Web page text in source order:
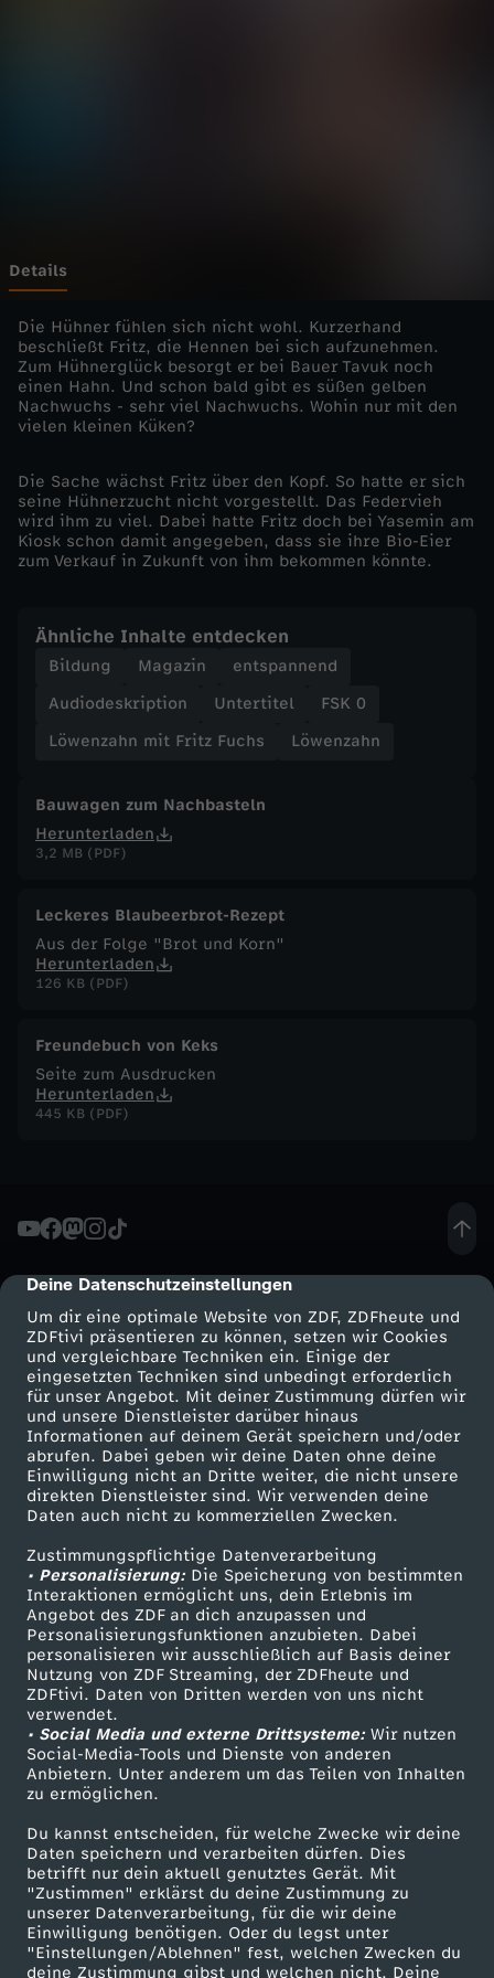
cmp-dialog-description
Deine Datenschutzeinstellungen
Um dir eine optimale Website von ZDF, ZDFheute und
ZDFtivi präsentieren zu können, setzen wir Cookies
und vergleichbare Techniken ein. Einige der
eingesetzten Techniken sind unbedingt erforderlich
für unser Angebot. Mit deiner Zustimmung dürfen wir
und unsere Dienstleister darüber hinaus
Informationen auf deinem Gerät speichern und/oder
abrufen. Dabei geben wir deine Daten ohne deine
Einwilligung nicht an Dritte weiter, die nicht unsere
direkten Dienstleister sind. Wir verwenden deine
Daten auch nicht zu kommerziellen Zwecken.
Zustimmungspflichtige Datenverarbeitung
• Personalisierung:Die Speicherung von bestimmten
Interaktionen ermöglicht uns, dein Erlebnis im
Angebot des ZDF an dich anzupassen und
Personalisierungsfunktionen anzubieten. Dabei
personalisieren wir ausschließlich auf Basis deiner
Nutzung von ZDF Streaming, der ZDFheute und
ZDFtivi. Daten von Dritten werden von uns nicht
verwendet.
• Social Media und externe Drittsysteme:Wir nutzen
Social-Media-Tools und Dienste von anderen
Anbietern. Unter anderem um das Teilen von Inhalten
zu ermöglichen.
Du kannst entscheiden, für welche Zwecke wir deine
Daten speichern und verarbeiten dürfen. Dies
betrifft nur dein aktuell genutztes Gerät. Mit
"Zustimmen" erklärst du deine Zustimmung zu
unserer Datenverarbeitung, für die wir deine
Einwilligung benötigen. Oder du legst unter
"Einstellungen/Ablehnen" fest, welchen Zwecken du
deine Zustimmung gibst und welchen nicht. Deine
F
r
i
t
z
F
c
h
s
-
H
ü
h
e
r
D
a
s
g
r
o
ß
e
G
a
c
k
e
r
Details
Die Hühner fühlen sich nicht wohl. Kurzerhand
beschließt Fritz, die Hennen bei sich aufzunehmen.
Zum Hühnerglück besorgt er bei Bauer Tavuk noch
einen Hahn. Und schon bald gibt es süßen gelben
Nachwuchs - sehr viel Nachwuchs. Wohin nur mit den
vielen kleinen Küken?
Die Sache wächst Fritz über den Kopf. So hatte er sich
seine Hühnerzucht nicht vorgestellt. Das Federvieh
wird ihm zu viel. Dabei hatte Fritz doch bei Yasemin am
Kiosk schon damit angegeben, dass sie ihre Bio-Eier
zum Verkauf in Zukunft von ihm bekommen könnte.
Ähnliche Inhalte entdecken
Bildung Magazin
entspannend
Audiodeskription
Untertitel
FSK 0
Löwenzahn mit Fritz Fuchs
Löwenzahn
Bauwagen zum Nachbasteln
Herunterladen
3,2 MB (PDF)
Leckeres Blaubeerbrot-Rezept
Aus der Folge "Brot und Korn"
Herunterladen
126 KB (PDF)
Freundebuch von Keks
Seite zum Ausdrucken
Herunterladen
445 KB (PDF)
Mehr ZDF
ZDF-Apps
Smart TV
ZDFtext
Livestreams
Sendungen A-Z
TV-Programm
Service
ZDFmitreden
Kontakt zum ZDF
Tickets
Zuschauerservice
Hilfe
ZDF Unternehmen
Karriere
ZDF goes Schule
Werbefernsehen
Mainzelmännchen